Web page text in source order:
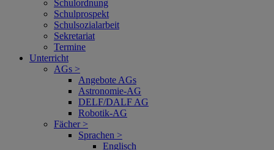
Schulordnung
Schulprospekt
Schulsozialarbeit
Sekretariat
Termine
Unterricht
AGs >
Angebote AGs
Astronomie-AG
DELF/DALF AG
Robotik-AG
Fächer >
Sprachen >
Englisch